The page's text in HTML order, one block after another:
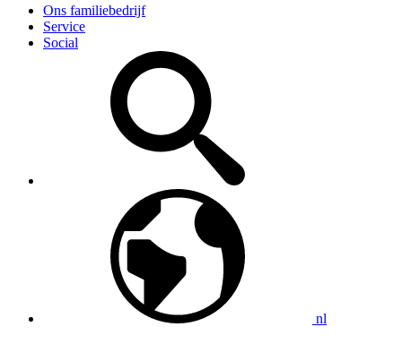
Ons familiebedrijf
Service
Social
nl